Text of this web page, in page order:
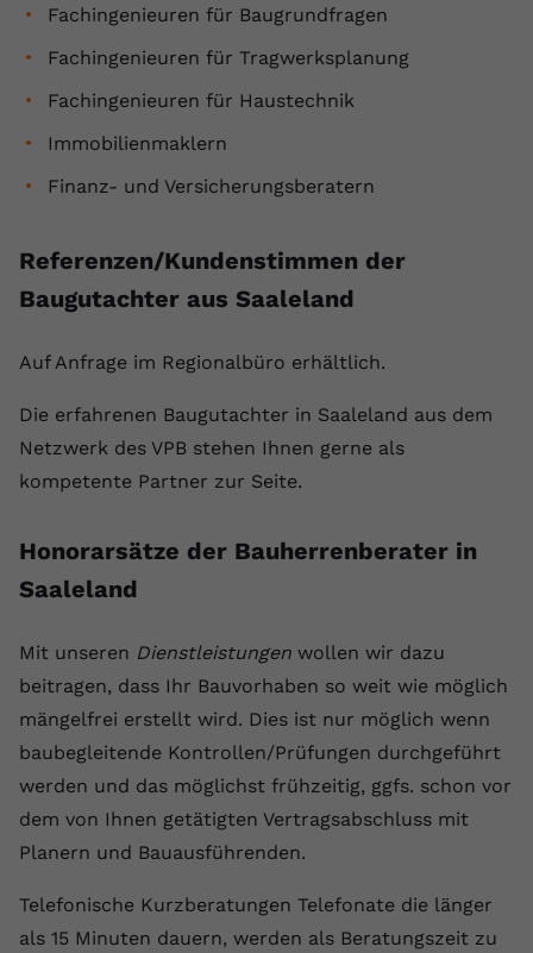
Fachingenieuren für Baugrundfragen
Fachingenieuren für Tragwerksplanung
Fachingenieuren für Haustechnik
Immobilienmaklern
Finanz- und Versicherungsberatern
Referenzen/Kundenstimmen der
Baugutachter aus Saaleland
Auf Anfrage im Regionalbüro erhältlich.
Die erfahrenen Baugutachter in Saaleland aus dem
Netzwerk des VPB stehen Ihnen gerne als
kompetente Partner zur Seite.
Honorarsätze der Bauherrenberater in
Saaleland
Mit unseren Dienstleistungen wollen wir dazu
beitragen, dass Ihr Bauvorhaben so weit wie möglich
mängelfrei erstellt wird. Dies ist nur möglich wenn
baubegleitende Kontrollen/Prüfungen durchgeführt
werden und das möglichst frühzeitig, ggfs. schon vor
dem von Ihnen getätigten Vertragsabschluss mit
Planern und Bauausführenden.
Telefonische Kurzberatungen Telefonate die länger
als 15 Minuten dauern, werden als Beratungszeit zu